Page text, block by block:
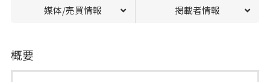
媒体/売買情報 掲載者情報
概要